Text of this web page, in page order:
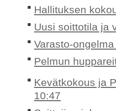
Hallituksen
Uusi soittotila ja
Varasto-
Pelmun
Kevätkokous ja
10:47